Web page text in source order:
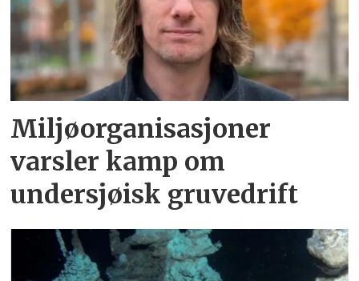
Miljøorganisasjoner
varsler kamp om
undersjøisk gruvedrift